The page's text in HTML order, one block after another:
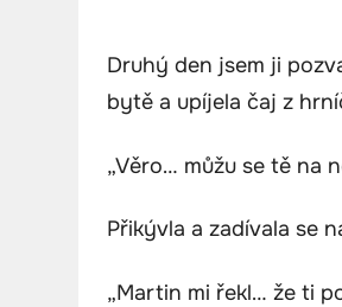
Druhý den jsem ji
bytě a upíjela čaj z
„Věro… můžu se tě na
Přikývla a zadívala se
„Martin mi řekl… že ti